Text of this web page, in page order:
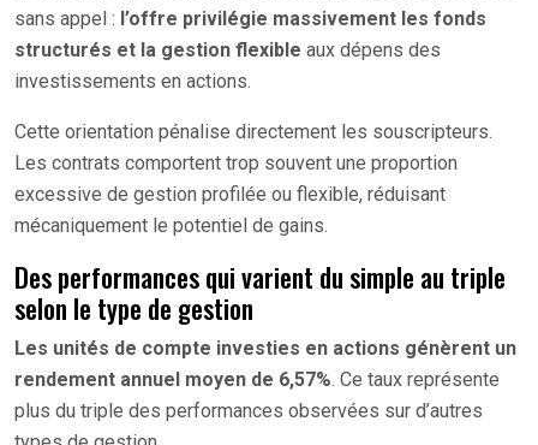
sans appel : l’offre privilégie massivement les fonds
structurés et la gestion flexible aux dépens des
investissements en actions.
Cette orientation pénalise directement les souscripteurs.
Les contrats comportent trop souvent une proportion
excessive de gestion profilée ou flexible, réduisant
mécaniquement le potentiel de gains.
Des performances qui varient du simple au triple
selon le type de gestion
Les unités de compte investies en actions génèrent un
rendement annuel moyen de 6,57%. Ce taux représente
plus du triple des performances observées sur d’autres